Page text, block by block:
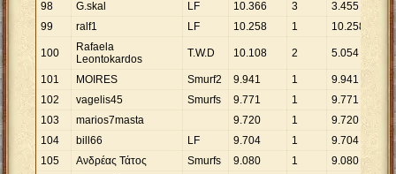
98 G.skal LF 10.366 3 3.455
99
ralf1 LF 10.258 1 10.258
100
Rafaela
Leontokardos
T.W.D 10.108 2 5.054
101 MOIRES Smurf2 9.941 1 9.941
102
vagelis45 Smurfs 9.771 1 9.771
103
marios7masta 9.720 1 9.720
104
bill66 LF 9.704 1 9.704
105
Ανδρέας Τάτος Smurfs 9.080 1 9.080